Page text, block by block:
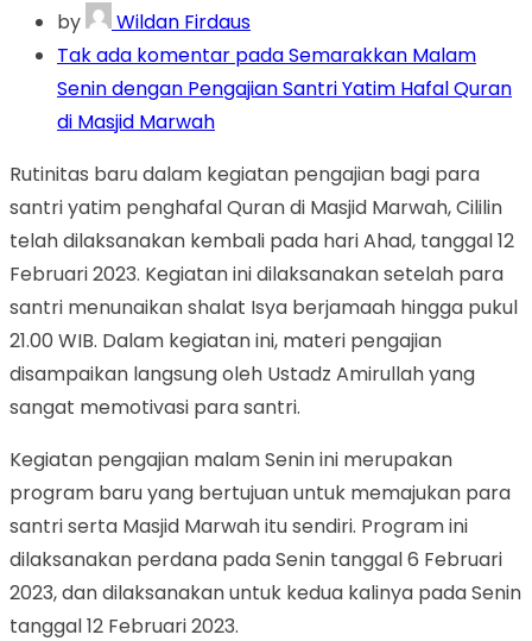
by
Wildan Firdaus
Tak ada komentar pada Semarakkan Malam
Senin dengan Pengajian Santri Yatim Hafal Quran
di Masjid Marwah
Rutinitas baru dalam kegiatan pengajian bagi para
santri yatim penghafal Quran di Masjid Marwah, Cililin
telah dilaksanakan kembali pada hari Ahad, tanggal 12
Februari 2023. Kegiatan ini dilaksanakan setelah para
santri menunaikan shalat Isya berjamaah hingga pukul
21.00 WIB. Dalam kegiatan ini, materi pengajian
disampaikan langsung oleh Ustadz Amirullah yang
sangat memotivasi para santri.
Kegiatan pengajian malam Senin ini merupakan
program baru yang bertujuan untuk memajukan para
santri serta Masjid Marwah itu sendiri. Program ini
dilaksanakan perdana pada Senin tanggal 6 Februari
2023, dan dilaksanakan untuk kedua kalinya pada Senin
tanggal 12 Februari 2023.